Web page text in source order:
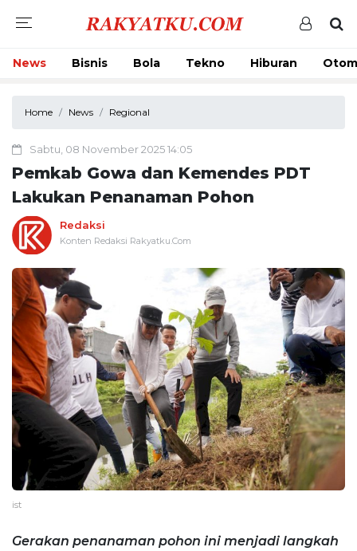
News Bisnis Bola Tekno Hiburan
Home News Regional
Sabtu, 08 November 2025 14:05
Pemkab Gowa dan Kemendes PDT
Lakukan Penanaman Pohon
Redaksi
Konten Redaksi Rakyatku.Com
ist
Gerakan penanaman pohon ini menjadi langkah